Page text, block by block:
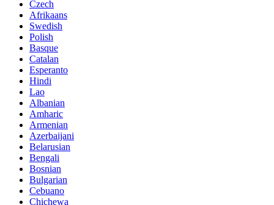
Czech
Afrikaans
Swedish
Polish
Basque
Catalan
Esperanto
Hindi
Lao
Albanian
Amharic
Armenian
Azerbaijani
Belarusian
Bengali
Bosnian
Bulgarian
Cebuano
Chichewa